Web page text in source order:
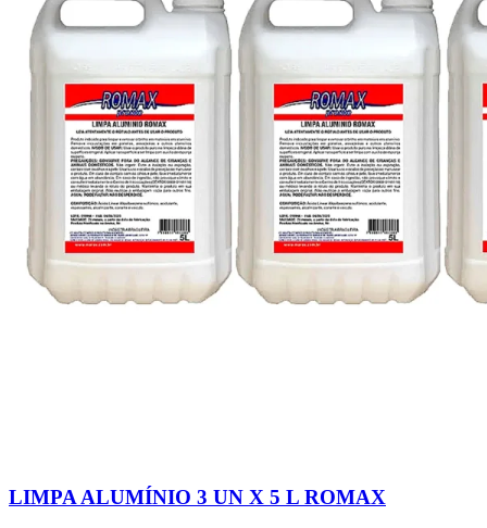
LIMPA ALUMÍNIO 3 UN X 5 L ROMAX